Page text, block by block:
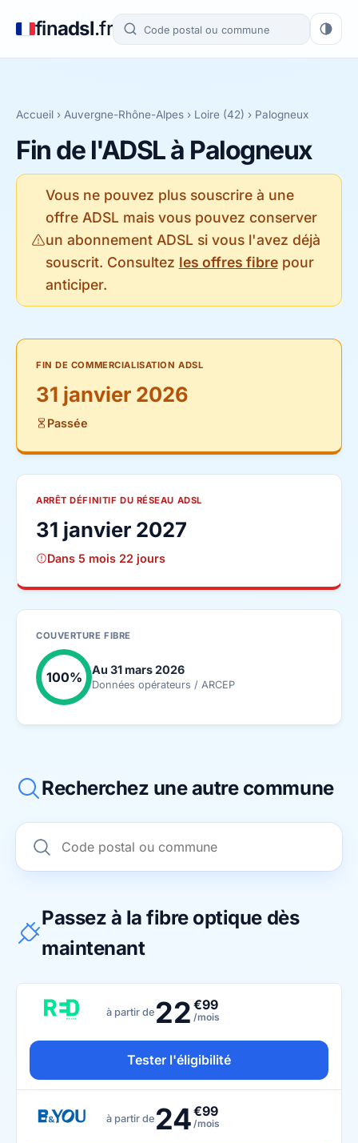
finadsl.fr
Accueil › Auvergne-Rhône-Alpes › Loire (42) › Palogneux
Fin de l'ADSL à Palogneux
Vous ne pouvez plus souscrire à une
offre ADSL mais vous pouvez conserver
un abonnement ADSL si vous l'avez déjà
souscrit. Consultez les offres fibrepour
anticiper.
FIN DE COMMERCIALISATION ADSL
31 janvier 2026
Passée
ARRÊT DÉFINITIF DU RÉSEAU ADSL
31 janvier 2027
Dans 5 mois 22 jours
COUVERTURE FIBRE
100% Au 31 mars 2026
Données opérateurs / ARCEP
Recherchez une autre commune
Passez à la fibre optique dès
maintenant
à partir de 22 €99
/mois
Tester l'éligibilité
à partir de 24€99
/mois